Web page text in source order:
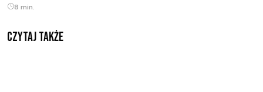
8 min.
Czytaj także